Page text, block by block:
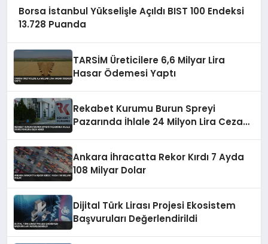
Borsa İstanbul Yükselişle Açıldı BIST 100 Endeksi
13.728 Puanda
TARSİM Üreticilere 6,6 Milyar Lira
Hasar Ödemesi Yaptı
Rekabet Kurumu Burun Spreyi
Pazarında İhlale 24 Milyon Lira Ceza
Ankara İhracatta Rekor Kırdı 7 Ayda
108 Milyar Dolar
Dijital Türk Lirası Projesi Ekosistem
Başvuruları Değerlendirildi